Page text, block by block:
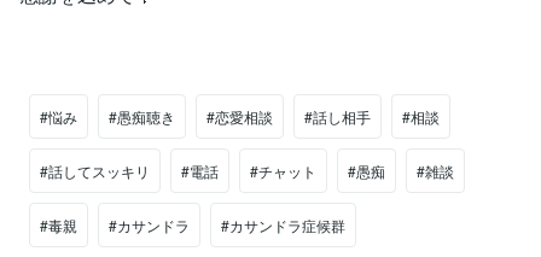
#悩み #愚痴聴き #恋愛相談 #話し相手 #相談
#話してスッキリ #電話 #チャット #愚痴 #雑談
#毒親 #カサンドラ #カサンドラ症候群